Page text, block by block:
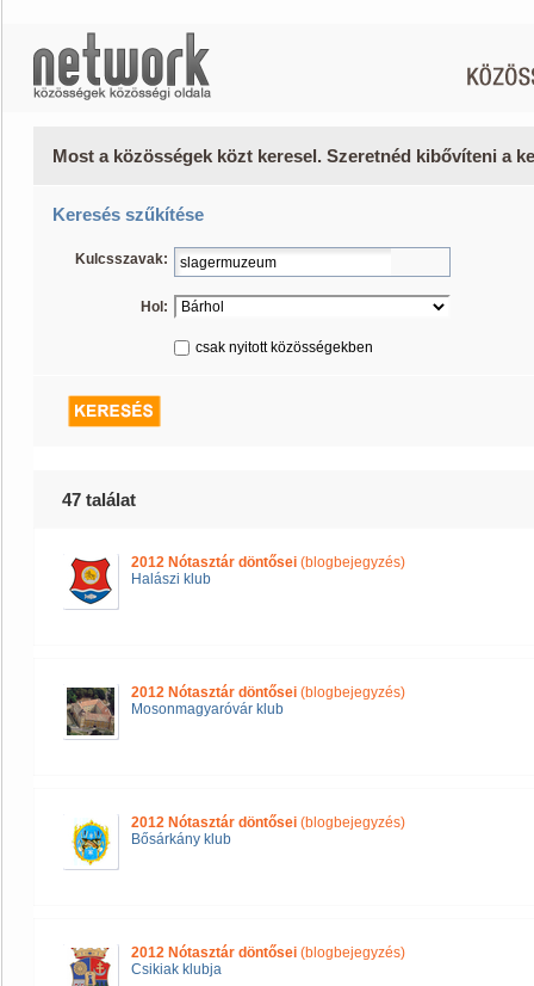
Most a közösségek közt keresel. Szeretnéd kibővíteni a
Keresés szűkítése
Kulcsszavak:
Hol:
csak nyitott közösségekben
47 találat
2012 Nótasztár döntősei (blogbejegyzés)
Halászi klub
2012 Nótasztár döntősei (blogbejegyzés)
Mosonmagyaróvár klub
2012 Nótasztár döntősei (blogbejegyzés)
Bősárkány klub
2012 Nótasztár döntősei (blogbejegyzés)
Csikiak klubja